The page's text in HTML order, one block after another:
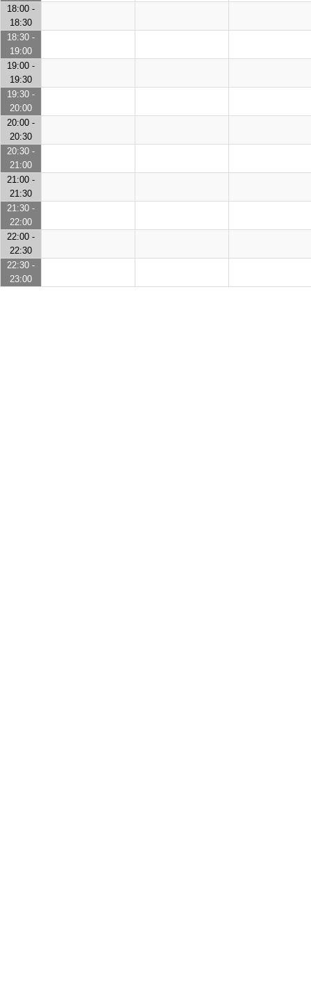
18:00 -
18:30
18:30 -
19:00
19:00 -
19:30
19:30 -
20:00
20:00 -
20:30
20:30 -
21:00
21:00 -
21:30
21:30 -
22:00
22:00 -
22:30
22:30 -
23:00